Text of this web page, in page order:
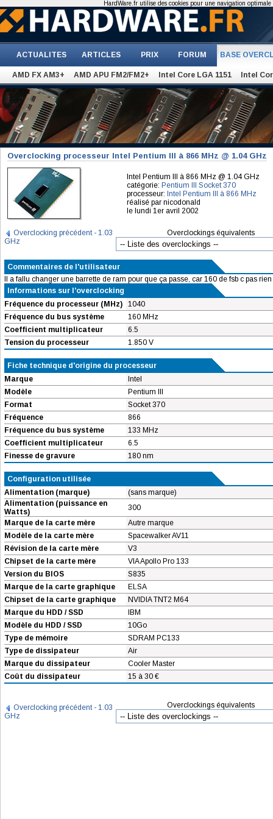
ACTUALITES ARTICLES PRIX FORUM BASE
AMD FX AM3+ AMD APU FM2/FM2+ Intel Core LGA 1151 Intel
Overclocking processeur Intel Pentium III à 866 MHz @ 1.04 GHz
Intel Pentium III à 866 MHz @ 1.04 GHz
catégorie: Pentium III Socket 370
processeur: Intel Pentium III à 866 MHz
réalisé par nicodonald
le lundi 1er avril 2002
Overclocking précédent - 1.03
GHz
Overclockings équivalents
Commentaires de l'utilisateur
Il a fallu changer une barrette de ram pour que ça passe, car 160 de fsb c pas rien
Informations sur l'overclocking
Fréquence du processeur (MHz)
1040
Fréquence du bus système
160 MHz
Coefficient multiplicateur
6.5
Tension du processeur
1.850 V
Fiche technique d'origine du processeur
Marque
Intel
Modèle
Pentium III
Format
Socket 370
Fréquence
866
Fréquence du bus système
133 MHz
Coefficient multiplicateur
6.5
Finesse de gravure
180 nm
Configuration utilisée
Alimentation (marque)
(sans marque)
Alimentation (puissance en
Watts)
300
Marque de la carte mère
Autre marque
Modèle de la carte mère
Spacewalker AV11
Révision de la carte mère
V3
Chipset de la carte mère
VIA Apollo Pro 133
Version du BIOS
S835
Marque de la carte graphique
ELSA
Chipset de la carte graphique
NVIDIA TNT2 M64
Marque du HDD / SSD
IBM
Modèle du HDD / SSD
10Go
Type de mémoire
SDRAM PC133
Type de dissipateur
Air
Marque du dissipateur
Cooler Master
Coût du dissipateur
15 à 30 €
Overclocking précédent - 1.03
GHz
Overclockings équivalents
HardWare.fr utilise des cookies pour une navigation